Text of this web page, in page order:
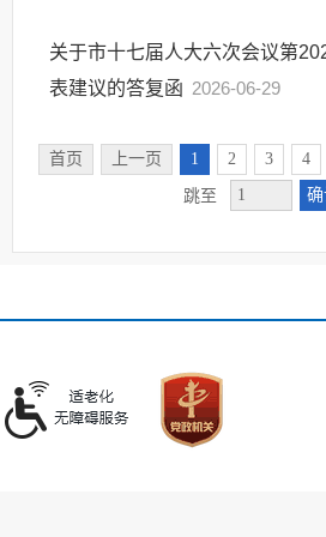
关于市十七届人大六次会议第
表建议的答复函 2026-06-29
首页 上一页 1 2 3 4
跳至 确